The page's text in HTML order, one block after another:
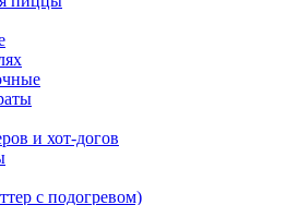
и хот-догов
с подогревом)